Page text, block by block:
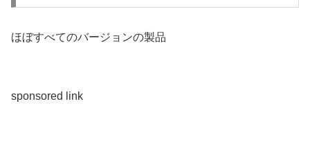
ほぼすべてのバージョンの製品
sponsored link